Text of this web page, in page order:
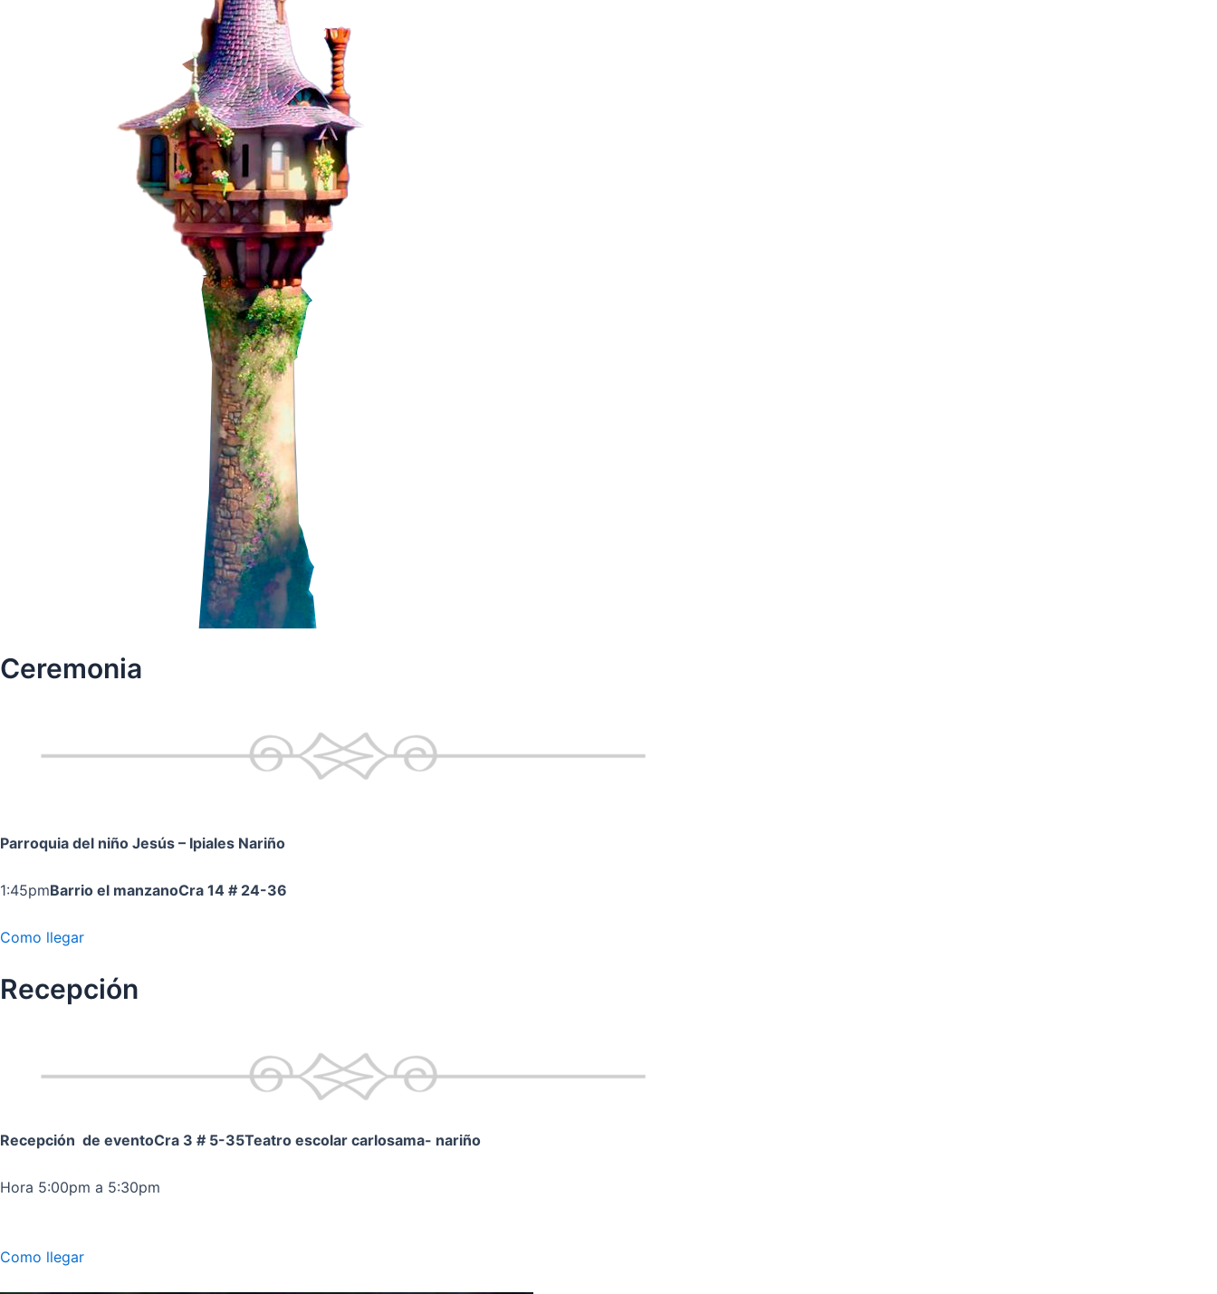
Ceremonia
Parroquia del niño Jesús – Ipiales Nariño
1:45pmBarrio el manzanoCra 14 # 24-36
Como llegar
Recepción
Recepción de eventoCra 3 # 5-35Teatro escolar carlosama- nariño
Hora 5:00pm a 5:30pm
Como llegar